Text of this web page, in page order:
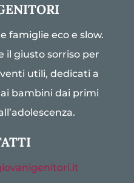
famiglie eco e slow.
il giusto sorriso per
utili, dedicati a
bambini dai primi